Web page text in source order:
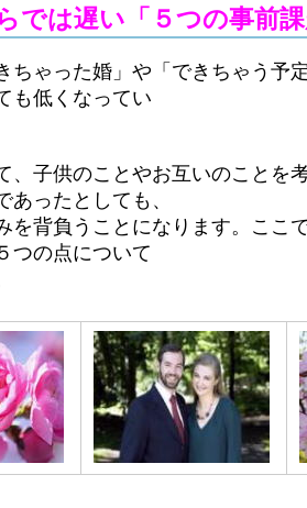
では遅い「５つの事前
ちゃった婚」や「できちゃう予
も低くなってい
、子供のことやお互いのことを
あったとしても、
を背負うことになります。ここ
つの点について